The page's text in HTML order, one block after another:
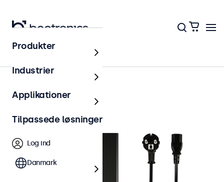
Produkter
Industrier
Applikationer
Tilpassede løsninger
Log ind
Danmark